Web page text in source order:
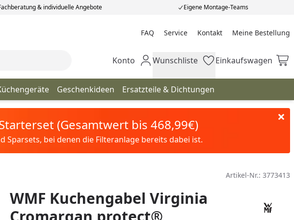
& individuelle Angebote Eigene Montage-Teams
FAQ Service Kontakt Meine Bestellung
Meine Bestellung
Mein Konto
Konto Wunschliste
Wunschliste Einkaufswagen
Einkaufswagen
Geschenkideen Ersatzteile & Dichtungen
(Gesamtwert bis 468,99€)
Sparsets, bei denen die Filteranlage bereits dabei ist.
Artikel-Nr.: 3773413
WMF Kuchengabel Virginia